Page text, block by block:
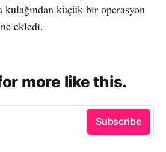
kulağından küçük bir operasyon
ekledi.
more like this.
Subscribe